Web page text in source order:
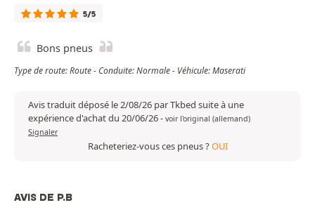
5/5
Bons pneus
Type de route: Route - Conduite: Normale - Véhicule: Maserati
Avis traduit déposé le 2/08/26 par Tkbed suite à une
expérience d'achat du 20/06/26- voir l'original (allemand)
Signaler
Racheteriez-vous ces pneus ?OUI
AVIS DE P.B